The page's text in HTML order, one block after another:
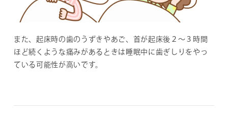
また、起床時の歯のうずきやあご、首が起床後２～３時間
ほど続くような痛みがあるときは睡眠中に歯ぎしりをやっ
ている可能性が高いです。